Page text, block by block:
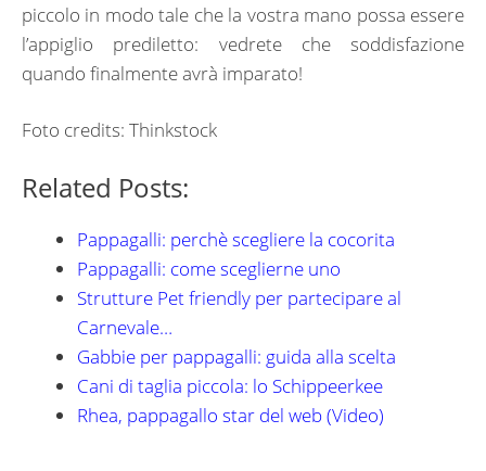
piccolo in modo tale che la vostra mano possa essere
l’appiglio prediletto: vedrete che soddisfazione
quando finalmente avrà imparato!
Foto credits: Thinkstock
Related Posts:
Pappagalli: perchè scegliere la cocorita
Pappagalli: come sceglierne uno
Strutture Pet friendly per partecipare al
Carnevale…
Gabbie per pappagalli: guida alla scelta
Cani di taglia piccola: lo Schippeerkee
Rhea, pappagallo star del web (Video)